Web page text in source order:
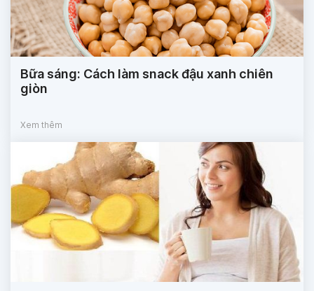
Bữa sáng: Cách làm snack đậu xanh chiên
giòn
Xem thêm